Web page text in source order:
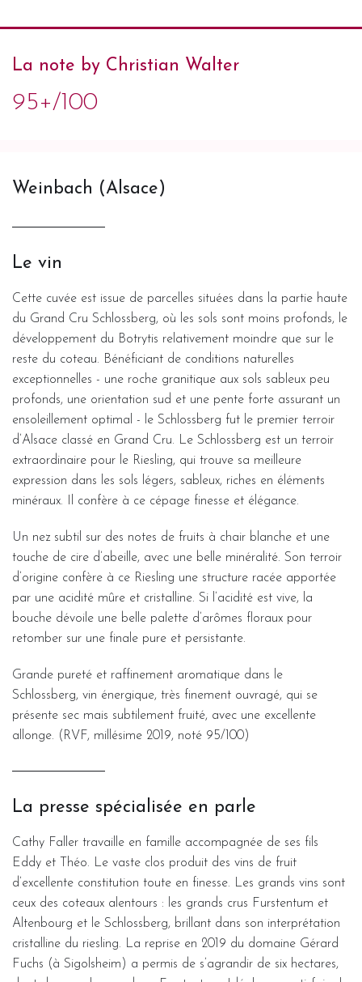
La note by Christian Walter
95+/100
Weinbach (Alsace)
Le vin
Cette cuvée est issue de parcelles situées dans la partie haute
du Grand Cru Schlossberg, où les sols sont moins profonds, le
développement du Botrytis relativement moindre que sur le
reste du coteau. Bénéficiant de conditions naturelles
exceptionnelles - une roche granitique aux sols sableux peu
profonds, une orientation sud et une pente forte assurant un
ensoleillement optimal - le Schlossberg fut le premier terroir
d’Alsace classé en Grand Cru. Le Schlossberg est un terroir
extraordinaire pour le Riesling, qui trouve sa meilleure
expression dans les sols légers, sableux, riches en éléments
minéraux. Il confère à ce cépage finesse et élégance.
Un nez subtil sur des notes de fruits à chair blanche et une
touche de cire d’abeille, avec une belle minéralité. Son terroir
d’origine confère à ce Riesling une structure racée apportée
par une acidité mûre et cristalline. Si l’acidité est vive, la
bouche dévoile une belle palette d’arômes floraux pour
retomber sur une finale pure et persistante.
Grande pureté et raffinement aromatique dans le
Schlossberg, vin énergique, très finement ouvragé, qui se
présente sec mais subtilement fruité, avec une excellente
allonge. (RVF, millésime 2019, noté 95/100)
La presse spécialisée en parle
Cathy Faller travaille en famille accompagnée de ses fils
Eddy et Théo. Le vaste clos produit des vins de fruit
d’excellente constitution toute en finesse. Les grands vins sont
ceux des coteaux alentours : les grands crus Furstentum et
Altenbourg et le Schlossberg, brillant dans son interprétation
cristalline du riesling. La reprise en 2019 du domaine Gérard
Fuchs (à Sigolsheim) a permis de s’agrandir de six hectares,